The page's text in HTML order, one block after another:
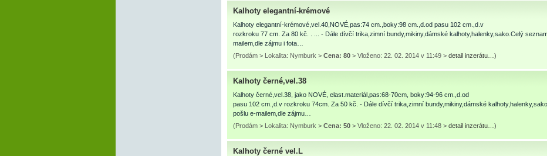
Kalhoty elegantní-krémové
Kalhoty elegantní-krémové,vel.40,NOVÉ,pas:74 cm.,boky:98 cm.,d.od pasu 102 cm.,d.v
rozkroku 77 cm. Za 80 kč. . ... - Dále dívčí trika,zimní bundy,mikiny,dámské kalhoty,halenky,sako.Celý
mailem,dle zájmu i fota…
(Prodám > Lokalita: Nymburk > Cena: 80 > Vloženo: 22. 02. 2014 v 11:49 > detail inzerátu… )
Kalhoty černé,vel.38
Kalhoty černé,vel.38, jako NOVÉ, elast.materiál,pas:68-70cm, boky:94-96 cm.,d.od
pasu 102 cm.,d.v rozkroku 74cm. Za 50 kč. - Dále dívčí trika,zimní bundy,mikiny,dámské
pošlu e-mailem,dle zájmu…
(Prodám > Lokalita: Nymburk > Cena: 50 > Vloženo: 22. 02. 2014 v 11:48 > detail inzerátu… )
Kalhoty černé vel.L